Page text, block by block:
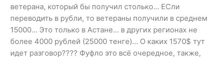
ветерана, который бы получил столько… ЕСли
переводить в рубли, то ветераны получили в среднем
15000… Это только в Астане… в других регионах не
более 4000 рублей (25000 тенге)… О каких 1570$ тут
идет разговор???? Фуфло это всё очередное, также,